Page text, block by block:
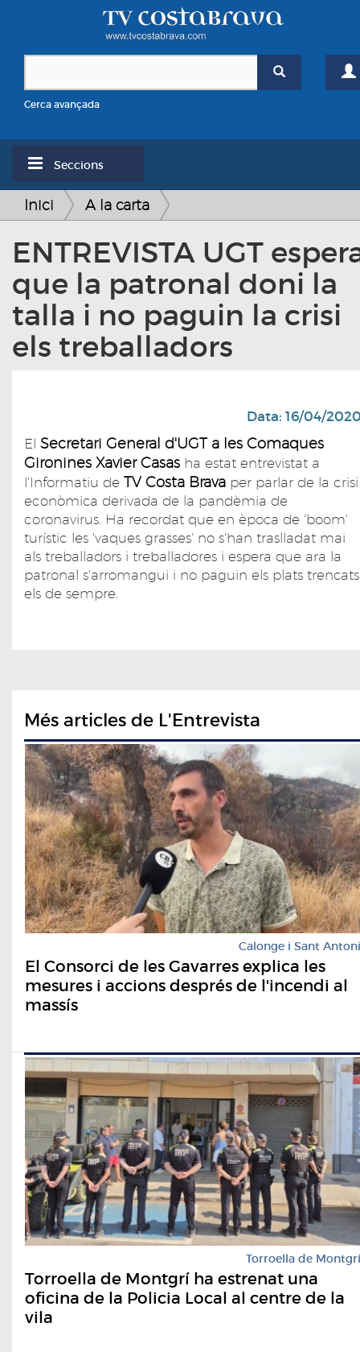
Cerca avançada
Seccions
Inici A la carta
ENTREVISTA UGT
que la patronal doni la
talla i no paguin la crisi
els treballadors
Data: 16/04/
El Secretari General d'UGT a les Comaques
Gironines Xavier Casas ha estat entrevistat a
l'Informatiu de TV Costa Brava per parlar de la crisi
econòmica derivada de la pandèmia de
coronavirus. Ha recordat que en època de 'boom'
turístic les 'vaques grasses' no s'han traslladat mai
als treballadors i treballadores i espera que ara la
patronal s'arromangui i no paguin els plats trencats
els de sempre.
Més articles de L'Entrevista
Calonge i Sant Antoni
El Consorci de les Gavarres explica les
mesures i accions després de l'incendi al
massís
Torroella de Montgrí
Torroella de Montgrí ha estrenat una
oficina de la Policia Local al centre de la
vila